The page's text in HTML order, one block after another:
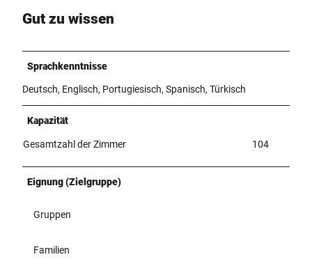
t
r
r
0
1
0
k
_
0
Gut zu wissen
Sprachkenntnisse
Deutsch, Englisch, Portugiesisch, Spanisch, Türkisch
Kapazität
Gesamtzahl der Zimmer 104
Eignung (Zielgruppe)
Gruppen
Familien